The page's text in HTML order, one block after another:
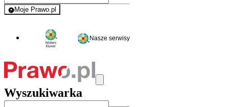
Moje Prawo.pl
- rejestracja i logowanie do serwisu
Nasze serwisy
Wyszukiwarka